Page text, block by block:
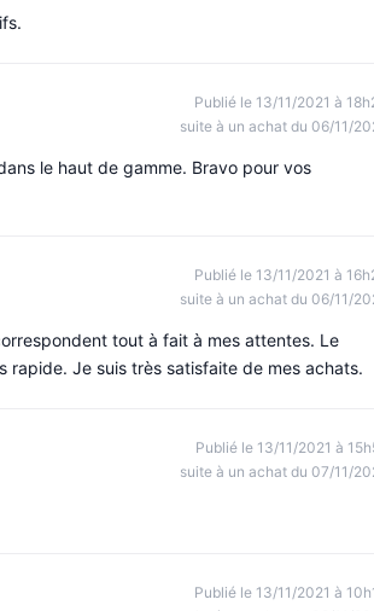
Publié le 13/11/2021 à
suite à un achat du 06/11/
le haut de gamme. Bravo pour vos
Publié le 13/11/2021 à
suite à un achat du 06/11/
tout à fait à mes attentes. Le
rapide. Je suis très satisfaite de mes achats.
Publié le 13/11/2021 à
suite à un achat du 07/11/
Publié le 13/11/2021 à